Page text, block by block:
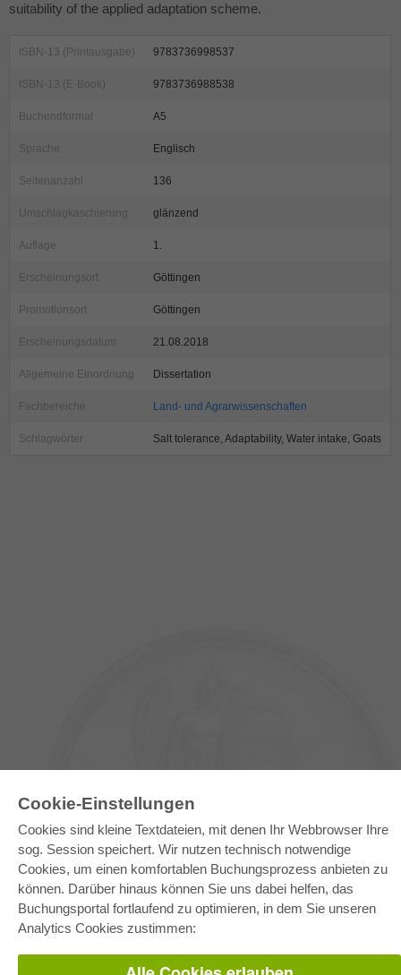
Cookie-Einstellungen
Cookies sind kleine Textdateien, mit denen Ihr Webbrowser Ihre
sog. Session speichert. Wir nutzen technisch notwendige
Cookies, um einen komfortablen Buchungsprozess anbieten zu
können. Darüber hinaus können Sie uns dabei helfen, das
Buchungsportal fortlaufend zu optimieren, in dem Sie unseren
Analytics Cookies zustimmen:
suitability of the applied adaptation scheme.
ISBN-13 (Printausgabe) 9783736998537
ISBN-13 (E-Book) 9783736988538
Buchendformat A5
Sprache Englisch
Seitenanzahl 136
Umschlagkaschierung glänzend
Auflage 1.
Erscheinungsort Göttingen
Promotionsort Göttingen
Erscheinungsdatum 21.08.2018
Allgemeine Einordnung Dissertation
Fachbereiche Land- und Agrarwissenschaften
Schlagwörter Salt tolerance, Adaptability, Water intake, Goats
E-COLLECTION
Gesamtpaket
Fachbereichspakete
Pick & Choose
Häufig gestellte Fragen (FAQ)
WEBSHOP